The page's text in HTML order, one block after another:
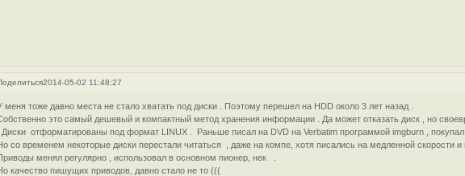
2014-05-02 11:48:27
меня тоже давно места не стало хватать под диски . Поэтому перешел на HDD около 3 лет назад .
это самый дешевый и компактный метод хранения информации . Да может отказать диск , но
Диски отформатированы под формат LINUX . Раньше писал на DVD на Verbatim программой imgburn ,
со временем некоторые диски перестали читаться , даже на компе, хотя писались на медленной скорости и
менял регулярно , использовал в основном пионер, нек .
качество пишущих приводов, давно стало не то (((